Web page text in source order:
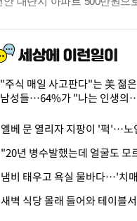
"주식 매일 사고판다"는 美 젊은
남성들…64%가 "나는 인생의